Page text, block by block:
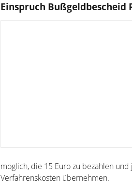
Einspruch Bußgeldbescheid
möglich, die 15 Euro zu bezahlen
Verfahrenskosten übernehmen.